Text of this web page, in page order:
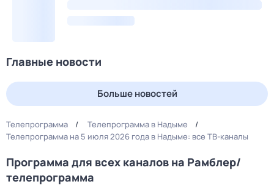
Главные новости
Больше новостей
Телепрограмма
Телепрограмма в Надыме
Телепрограмма на 5 июля 2026 года в Надыме: все ТВ-каналы
Программа для всех каналов на Рамблер/
телепрограмма